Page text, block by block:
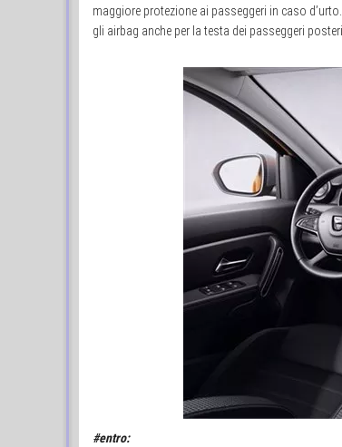
maggiore protezione ai passeggeri in caso
gli airbag anche per la testa dei passeggeri
#entro: